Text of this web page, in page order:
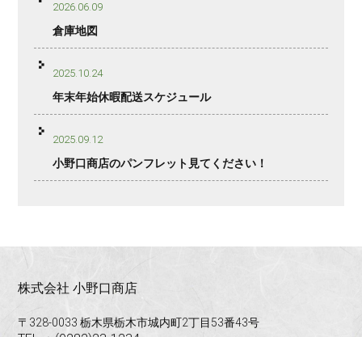
2026.06.09
倉庫地図
2025.10.24
年末年始休暇配送スケジュール
2025.09.12
小野口商店のパンフレット見てください！
株式会社 小野口商店
〒328-0033 栃木県栃木市城内町2丁目53番43号